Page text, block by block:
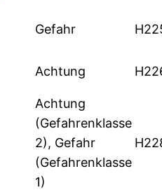
Gefahr
Achtung
Achtung
(Gefahrenklasse
2), Gefahr
(Gefahrenklasse
1)